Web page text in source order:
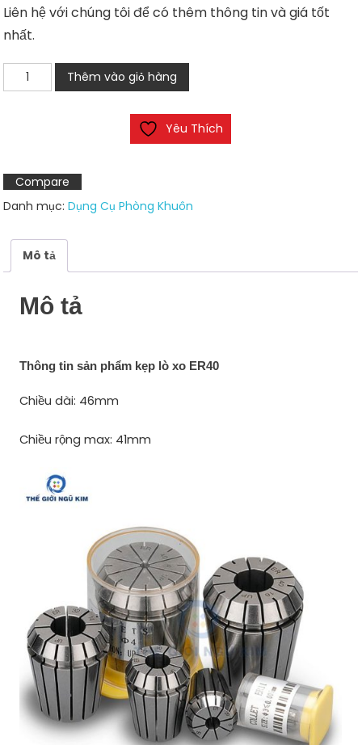
Liên hệ với chúng tôi để có thêm thông tin và giá tốt
nhất.
lò
lượng
Thêm vào giỏ hàng
Yêu Thích
Compare
Danh mục:Dụng Cụ Phòng Khuôn
Mô tả
Mô tả
Thông tin sản phẩm kẹp lò xo ER40
Chiều dài: 46mm
Chiều rộng max: 41mm